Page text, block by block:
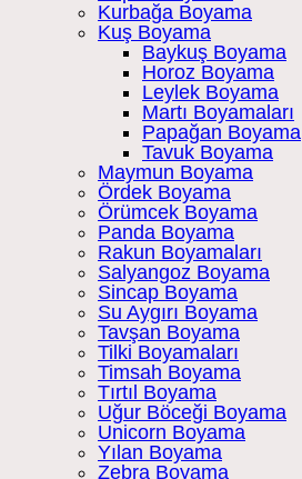
Kurbağa Boyama
Kuş Boyama
Baykuş Boyama
Horoz Boyama
Leylek Boyama
Martı Boyamaları
Papağan Boyama
Tavuk Boyama
Maymun Boyama
Ördek Boyama
Örümcek Boyama
Panda Boyama
Rakun Boyamaları
Salyangoz Boyama
Sincap Boyama
Su Aygırı Boyama
Tavşan Boyama
Tilki Boyamaları
Timsah Boyama
Tırtıl Boyama
Uğur Böceği Boyama
Unicorn Boyama
Yılan Boyama
Zebra Boyama